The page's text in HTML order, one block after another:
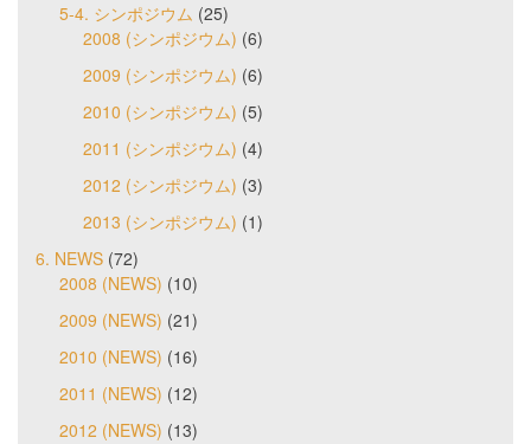
5-4. シンポジウム (25)
2008 (シンポジウム) (6)
2009 (シンポジウム) (6)
2010 (シンポジウム) (5)
2011 (シンポジウム) (4)
2012 (シンポジウム) (3)
2013 (シンポジウム) (1)
6. NEWS (72)
2008 (NEWS) (10)
2009 (NEWS) (21)
2010 (NEWS) (16)
2011 (NEWS) (12)
2012 (NEWS) (13)